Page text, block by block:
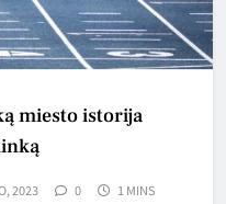
miesto istorija
2023 0 1 MINS